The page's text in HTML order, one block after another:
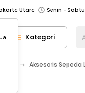
Utara
Go Jakarta Barat
Senin -
Bekasi
Senin - Jumat
Senin - Jumat
Kategori
Aksesoris Sepeda